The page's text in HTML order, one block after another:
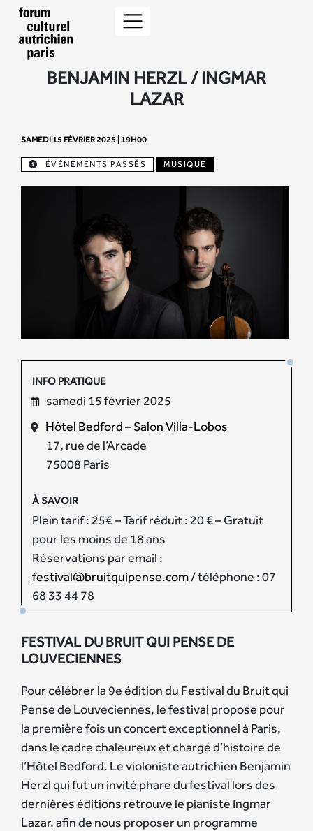
BENJAMIN HERZL / INGMAR
LAZAR
SAMEDI 15 FÉVRIER 2025 | 19H00
ÉVÉNEMENTS PASSÉS MUSIQUE
INFO PRATIQUE
samedi 15 février 2025
Hôtel Bedford – Salon Villa-Lobos
17, rue de l’Arcade
75008 Paris
À SAVOIR
Plein tarif : 25€ – Tarif réduit : 20 € – Gratuit
pour les moins de 18 ans
Réservations par email :
festival@bruitquipense.com/ téléphone : 07
68 33 44 78
FESTIVAL DU BRUIT QUI PENSE DE
LOUVECIENNES
Pour célébrer la 9e édition du Festival du Bruit qui
Pense de Louveciennes, le festival propose pour
la première fois un concert exceptionnel à Paris,
dans le cadre chaleureux et chargé d’histoire de
l’Hôtel Bedford. Le violoniste autrichien Benjamin
Herzl qui fut un invité phare du festival lors des
dernières éditions retrouve le pianiste Ingmar
Lazar, afin de nous proposer un programme